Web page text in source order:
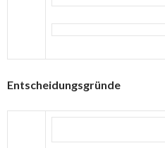
Entscheidungsgründe